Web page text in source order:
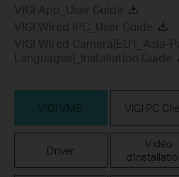
VIGI App_User Guide
VIGI Wired IPC_User Guide
VIGI Wired Camera(EU1_Asia-
Languages)_Installation Guide
VIGI VMS VIGI PC
Driver
Vidéo